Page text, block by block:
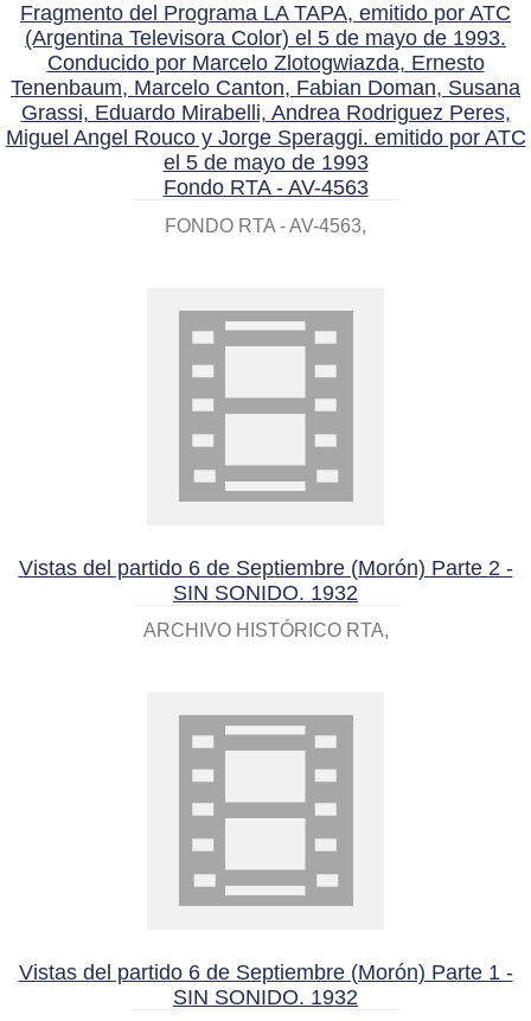
Fragmento del Programa LA TAPA, emitido por ATC
(Argentina Televisora Color) el 5 de mayo de 1993.
Conducido por Marcelo Zlotogwiazda, Ernesto
Tenenbaum, Marcelo Canton, Fabian Doman, Susana
Grassi, Eduardo Mirabelli, Andrea Rodriguez Peres,
Miguel Angel Rouco y Jorge Speraggi. emitido por ATC
el 5 de mayo de 1993
Fondo RTA - AV-4563
FONDO RTA - AV-4563
Vistas del partido 6 de Septiembre (Morón) Parte 2 -
SIN SONIDO. 1932
ARCHIVO HISTÓRICO RTA
Vistas del partido 6 de Septiembre (Morón) Parte 1 -
SIN SONIDO. 1932